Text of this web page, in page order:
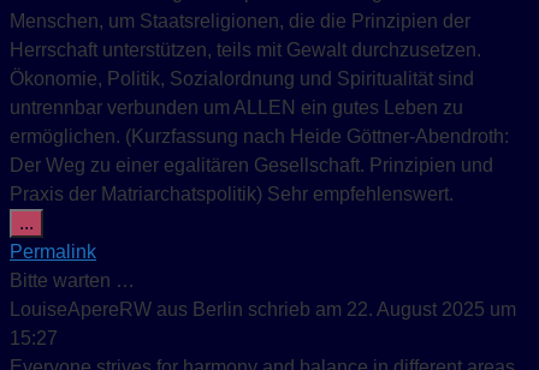
Menschen, um Staatsreligionen, die die Prinzipien der
Herrschaft unterstützen, teils mit Gewalt durchzusetzen.
Ökonomie, Politik, Sozialordnung und Spiritualität sind
untrennbar verbunden um ALLEN ein gutes Leben zu
ermöglichen. (Kurzfassung nach Heide Göttner-Abendroth:
Der Weg zu einer egalitären Gesellschaft. Prinzipien und
Praxis der Matriarchatspolitik) Sehr empfehlenswert.
...
Permalink
Bitte warten …
LouiseApereRW aus Berlin schrieb am 22. August 2025 um
15:27